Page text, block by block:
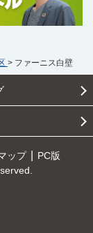
> ファーニス白壁
ップ
PC版